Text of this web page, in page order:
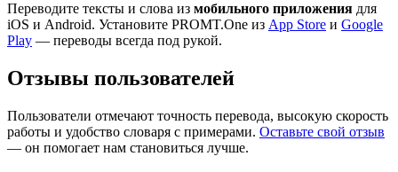
Переводите тексты и слова из мобильного приложения для
iOS и Android. Установите PROMT.One из App Store и Google
Play — переводы всегда под рукой.
Отзывы пользователей
Пользователи отмечают точность перевода, высокую скорость
работы и удобство словаря с примерами. Оставьте свой отзыв
— он помогает нам становиться лучше.